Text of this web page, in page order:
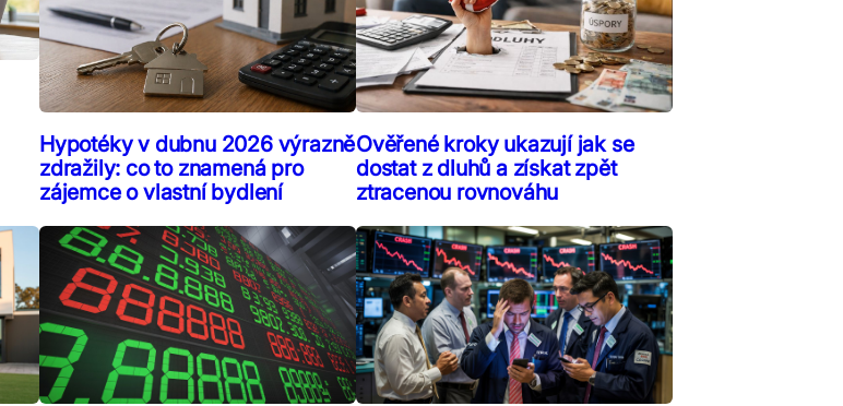
Hypotéky v dubnu 2026 výrazně
zdražily: co to znamená pro
zájemce o vlastní bydlení
Ověřené kroky ukazují jak se
dostat z dluhů a získat zpět
ztracenou rovnováhu